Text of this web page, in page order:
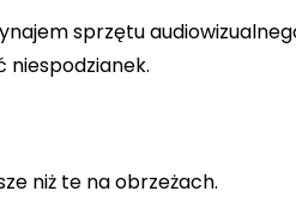
sprzętu
niespodzianek.
niż te na obrzeżach.